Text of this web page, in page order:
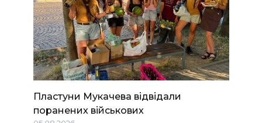
Пластуни Мукачева відвідали
поранених військових